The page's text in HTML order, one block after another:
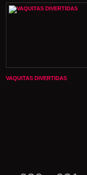
VAQUITAS DIVERTIDAS